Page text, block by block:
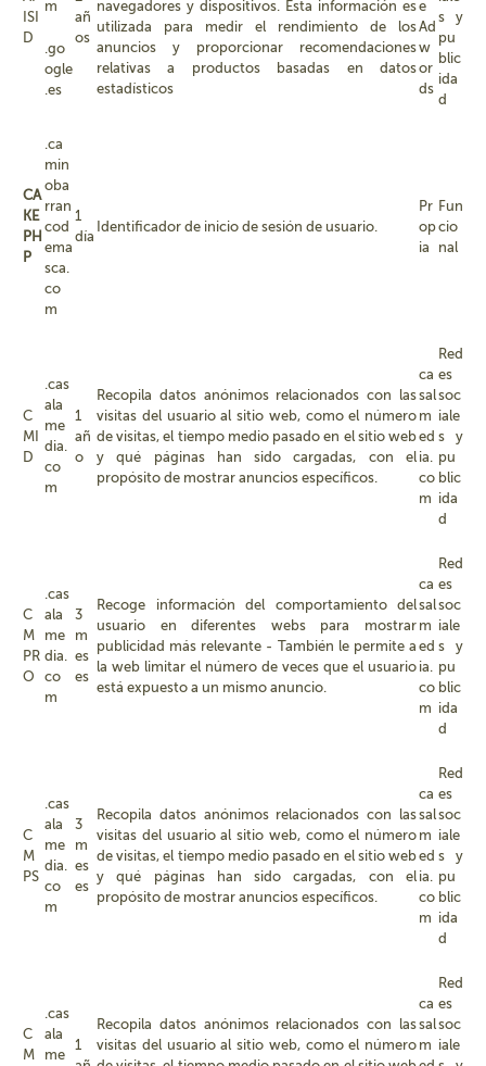
ISI
D
m
.go
ogle
.es
añ
os
navegadores y dispositivos. Esta información es
utilizada para medir el rendimiento de los
anuncios y proporcionar recomendaciones
relativas a productos basadas en datos
estadísticos
e
Ad
w
or
ds
s y
pu
blic
ida
d
CA
KE
PH
P
.ca
min
oba
rran
cod
ema
sca.
co
m
1
día
Identificador de inicio de sesión de usuario.
Pr
op
ia
Fun
cio
nal
C
MI
D
.cas
ala
me
dia.
co
m
1
añ
o
Recopila datos anónimos relacionados con las
visitas del usuario al sitio web, como el número
de visitas, el tiempo medio pasado en el sitio web
y qué páginas han sido cargadas, con el
propósito de mostrar anuncios específicos.
ca
sal
m
ed
ia.
co
m
Red
es
soc
iale
s y
pu
blic
ida
d
C
M
PR
O
.cas
ala
me
dia.
co
m
3
m
es
es
Recoge información del comportamiento del
usuario en diferentes webs para mostrar
publicidad más relevante - También le permite a
la web limitar el número de veces que el usuario
está expuesto a un mismo anuncio.
ca
sal
m
ed
ia.
co
m
Red
es
soc
iale
s y
pu
blic
ida
d
C
M
PS
.cas
ala
me
dia.
co
m
3
m
es
es
Recopila datos anónimos relacionados con las
visitas del usuario al sitio web, como el número
de visitas, el tiempo medio pasado en el sitio web
y qué páginas han sido cargadas, con el
propósito de mostrar anuncios específicos.
ca
sal
m
ed
ia.
co
m
Red
es
soc
iale
s y
pu
blic
ida
d
C
M
.cas
ala
me
1
Recopila datos anónimos relacionados con las
visitas del usuario al sitio web, como el número
ca
sal
m
Red
es
soc
iale